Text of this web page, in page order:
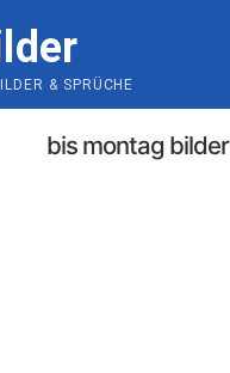
& SPRÜCHE
bis montag bilder